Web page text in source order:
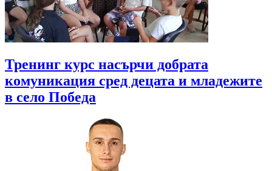
Тренинг курс насърчи добрата
комуникация сред децата и младежите
в село Победа